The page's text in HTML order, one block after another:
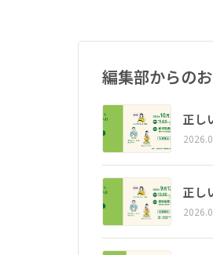
編集部からの
正し
正し